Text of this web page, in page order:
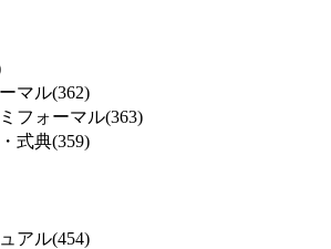
マル(362)
フォーマル(363)
式典(359)
アル(454)